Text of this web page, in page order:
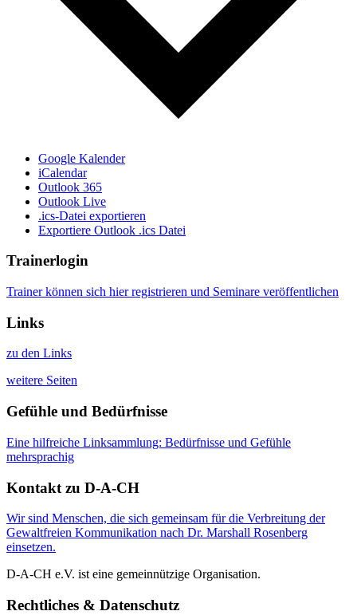
Google Kalender
iCalendar
Outlook 365
Outlook Live
.ics-Datei exportieren
Exportiere Outlook .ics Datei
Trainerlogin
Trainer können sich hier registrieren und Seminare veröffentlichen
Links
zu den Links
weitere Seiten
Gefühle und Bedürfnisse
Eine hilfreiche Linksammlung: Bedürfnisse und Gefühle
mehrsprachig
Kontakt zu D-A-CH
Wir sind Menschen, die sich gemeinsam für die Verbreitung der
Gewaltfreien Kommunikation nach Dr. Marshall Rosenberg
einsetzen.
D-A-CH e.V. ist eine gemeinnützige Organisation.
Rechtliches & Datenschutz